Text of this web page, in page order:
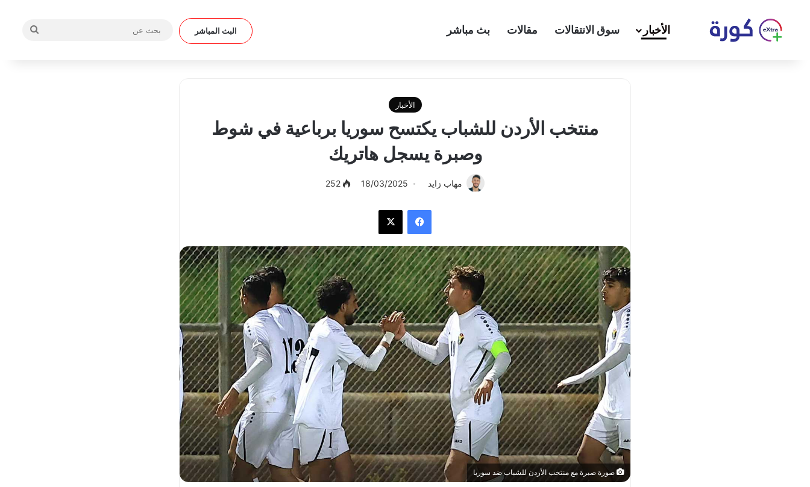
الأخبار سوق الانتقالات مقالات بث مباشر البث المباشر
الأخبار
منتخب الأردن للشباب يكتسح سوريا برباعية في شوط
وصبرة يسجل هاتريك
مهاب زايد 18/03/2025
252
فيسبوك
صورة صبرة مع منتخب الأردن للشباب ضد سوريا